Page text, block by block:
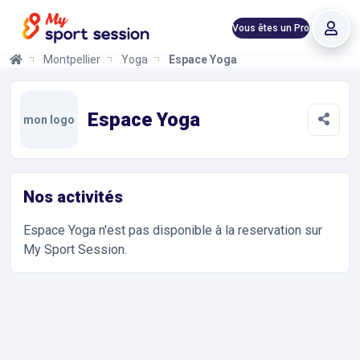
Vous êtes un Pro
Montpellier Yoga Espace Yoga
mon logo Espace Yoga
Nos activités
Espace Yoga n'est pas disponible à la reservation sur
My Sport Session.